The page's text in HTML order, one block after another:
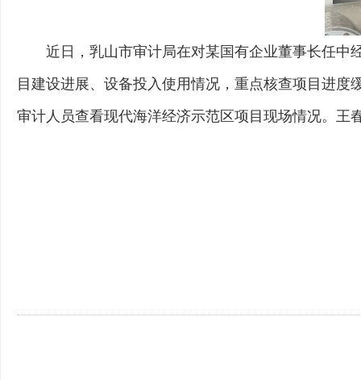
近日，乳山市审计局在对某国有企业董事长任中
目建设进展、设备投入使用情况，重点核查项目进
审计人员查看现代海洋经济示范区项目现场情况。王